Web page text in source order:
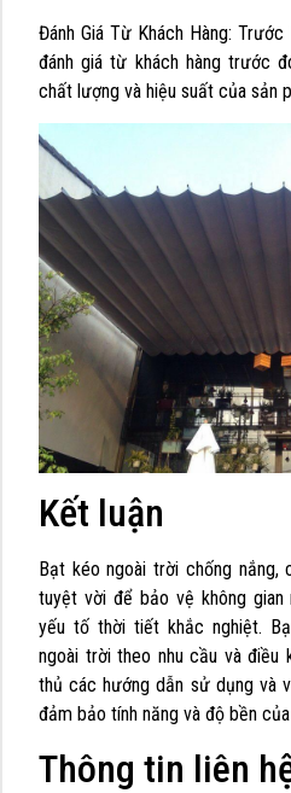
Đánh Giá Từ Khách Hàng:
đánh giá từ khách hàng trước
chất lượng và hiệu suất của sản
Kết luận
Bạt kéo ngoài trời chống nắng,
tuyệt vời để bảo vệ không
yếu tố thời tiết khắc nghiệt.
ngoài trời theo nhu cầu và điều
thủ các hướng dẫn sử dụng và
đảm bảo tính năng và độ bền
Thông tin liên